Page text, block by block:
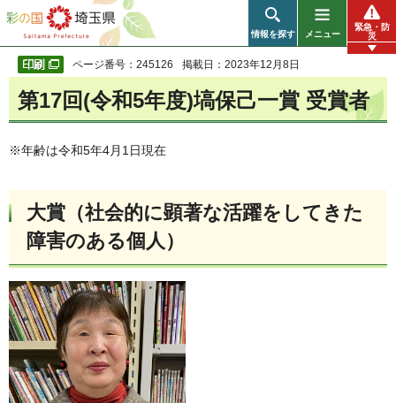
彩の国 埼玉県
情報を探す メニュー
緊急・防
災
ページ番号：245126 掲載日：2023年12月8日
第17回(令和5年度)塙保己一賞 受賞者
※年齢は令和5年4月1日現在
大賞（社会的に顕著な活躍をしてきた
障害のある個人）